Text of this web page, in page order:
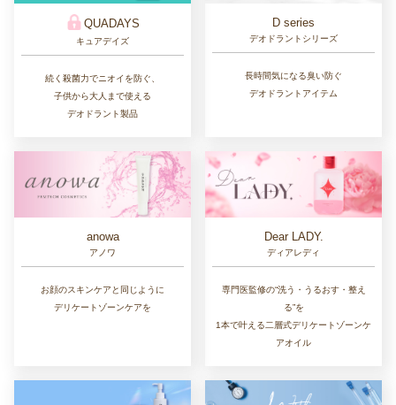
QUADAYS
キュアデイズ
続く殺菌力でニオイを防ぐ、
子供から大人まで使える
デオドラント製品
D series
デオドラントシリーズ
長時間気になる臭い防ぐ
デオドラントアイテム
anowa
アノワ
お顔のスキンケアと同じように
デリケートゾーンケアを
Dear LADY.
ディアレディ
専門医監修の“洗う・うるおす・整え
る”を
1本で叶える二層式デリケートゾーンケ
アオイル